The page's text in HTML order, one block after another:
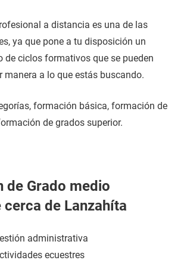
a distancia es una de las
ya que pone a tu disposición un
de ciclos formativos que se pueden
manera a lo que estás buscando.
formación básica, formación de
de grados superior.
de Grado medio
de Lanzahíta
administrativa
ecuestres